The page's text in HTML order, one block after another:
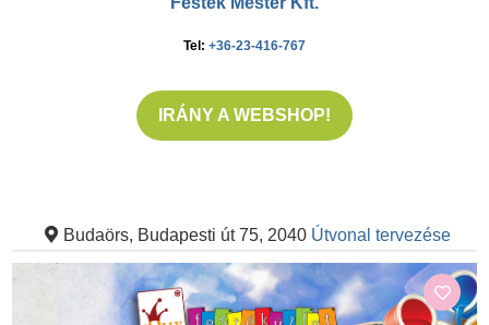
Tel: +36-23-416-767
IRÁNY A WEBSHOP!
Budaörs, Budapesti út 75, 2040 Útvonal tervezése